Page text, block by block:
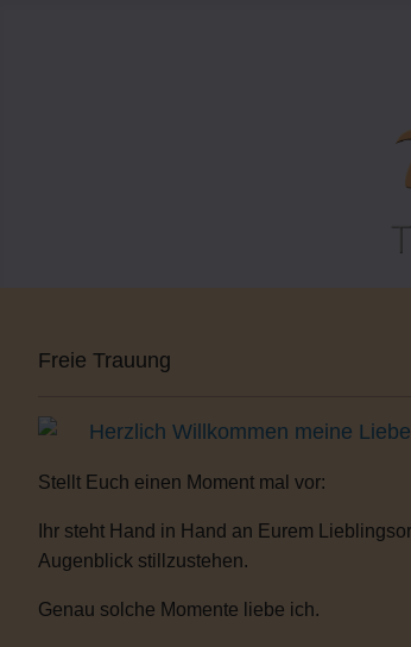
Freie Trauung
Herzlich Willkommen meine
Stellt Euch einen Moment mal vor:
Ihr steht Hand in Hand an Eurem
Augenblick stillzustehen.
Genau solche Momente liebe ich.